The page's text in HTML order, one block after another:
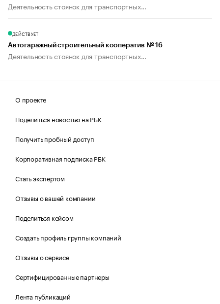
Деятельность стоянок для транспортных...
ДЕЙСТВУЕТ
Автогаражный строительный кооператив № 16
Деятельность стоянок для транспортных...
О проекте
Поделиться новостью на РБК
Получить пробный доступ
Корпоративная подписка РБК
Стать экспертом
Отзывы о вашей компании
Поделиться кейсом
Создать профиль группы компаний
Отзывы о сервисе
Сертифицированные партнеры
Лента публикаций